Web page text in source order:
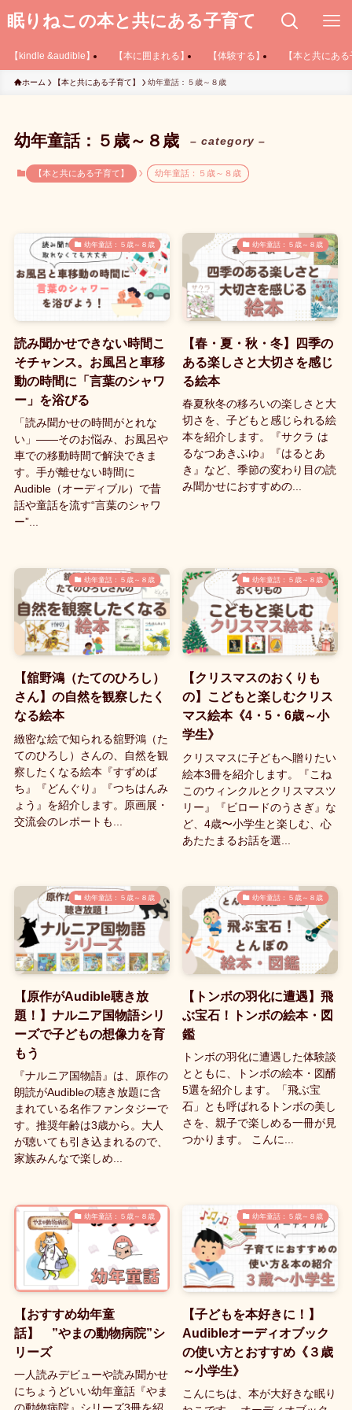
眠りねこの本と共にある子育て
【kindle &audible】 【本に囲まれる】 【体験する】 【本と共にあ
ホーム 【本と共にある子育て】 幼年童話：５歳～８歳
幼年童話：５歳～８歳 – category –
【本と共にある子育て】 幼年童話：５歳～８歳
幼年童話：５歳～８歳
読み聞かせできない時間こ
そチャンス。お風呂と車移
動の時間に「言葉のシャワ
ー」を浴びる
「読み聞かせの時間がとれな
い」——そのお悩み、お風呂や
車での移動時間で解決できま
す。手が離せない時間に
Audible（オーディブル）で昔
話や童話を流す“言葉のシャワ
ー”...
幼年童話：５歳～８歳
【春・夏・秋・冬】四季の
ある楽しさと大切さを感じ
る絵本
春夏秋冬の移ろいの楽しさと大
切さを、子どもと感じられる絵
本を紹介します。『サクラ は
るなつあきふゆ』『はるとあ
き』など、季節の変わり目の読
み聞かせにおすすめの...
幼年童話：５歳～８歳
【舘野鴻（たてのひろし）
さん】の自然を観察したく
なる絵本
緻密な絵で知られる舘野鴻（た
てのひろし）さんの、自然を観
察したくなる絵本『すずめば
ち』『どんぐり』『つちはんみ
ょう』を紹介します。原画展・
交流会のレポートも...
幼年童話：５歳～８歳
【クリスマスのおくりも
の】こどもと楽しむクリス
マス絵本《4・5・6歳～小
学生》
クリスマスに子どもへ贈りたい
絵本3冊を紹介します。『こね
このウィンクルとクリスマスツ
リー』『ビロードのうさぎ』な
ど、4歳〜小学生と楽しむ、心
あたたまるお話を選...
幼年童話：５歳～８歳
【原作がAudible聴き放
題！】ナルニア国物語シリ
ーズで子どもの想像力を育
もう
『ナルニア国物語』は、原作の
朗読がAudibleの聴き放題に含
まれている名作ファンタジーで
す。推奨年齢は3歳から。大人
が聴いても引き込まれるので、
家族みんなで楽しめ...
幼年童話：５歳～８歳
【トンボの羽化に遭遇】飛
ぶ宝石！トンボの絵本・図
鑑
トンボの羽化に遭遇した体験談
とともに、トンボの絵本・図醑
5選を紹介します。「飛ぶ宝
石」とも呼ばれるトンボの美し
さを、親子で楽しめる一冊が見
つかります。 こんに...
幼年童話：５歳～８歳
【おすすめ幼年童
話】 ”やまの動物病院”シ
リーズ
一人読みデビューや読み聞かせ
にちょうどいい幼年童話『やま
幼年童話：５歳～８歳
【子どもを本好きに！】
Audibleオーディオブック
の使い方とおすすめ《３歳
～小学生》
こんにちは、本が大好きな眠り